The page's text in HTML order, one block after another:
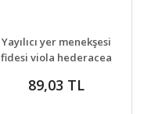
Yayılıcı yer menekşesi
fidesi viola hederacea
89,03 TL